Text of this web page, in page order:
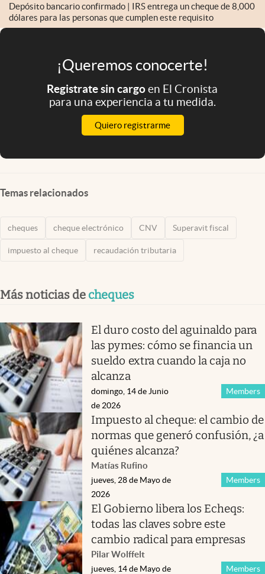
Depósito bancario confirmado | IRS entrega un cheque de 8,000
dólares para las personas que cumplen este requisito
¡Queremos conocerte!
Registrate sin cargoen El Cronista
para una experiencia a tu medida.
Quiero registrarme
Temas relacionados
cheques cheque electrónico CNV Superavit fiscal
impuesto al cheque recaudación tributaria
Más noticias de cheques
El duro costo del aguinaldo para
las pymes: cómo se financia un
sueldo extra cuando la caja no
alcanza
Members
domingo, 14 de Junio
de 2026
Impuesto al cheque: el cambio de
normas que generó confusión, ¿a
quiénes alcanza?
Matías Rufino
Members
jueves, 28 de Mayo de
2026
El Gobierno libera los Echeqs:
todas las claves sobre este
cambio radical para empresas
Pilar Wolffelt
Members
jueves, 14 de Mayo de